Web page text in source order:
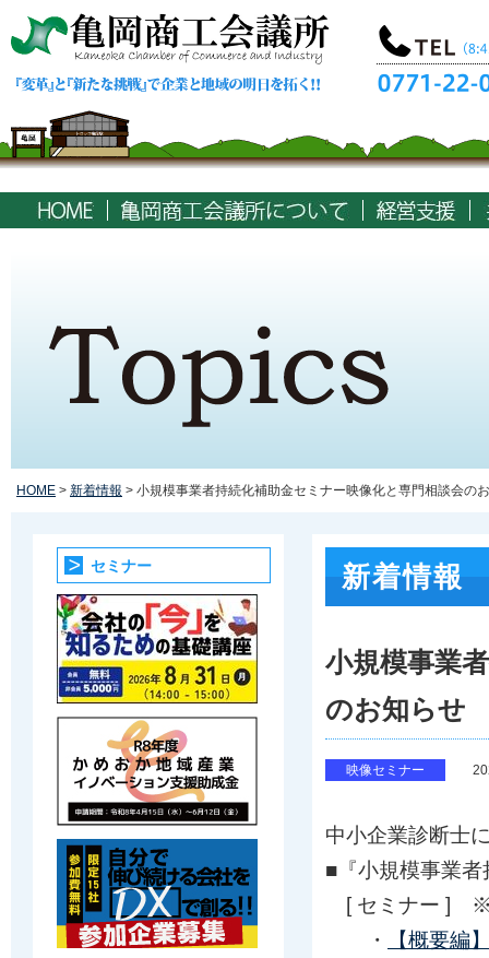
HOME > 新着情報 > 小規模事業者持続化補助金セミナー映像化と専門相談会の
新着情報
小規模事業
のお知らせ
映像セミナー
中小企業診断士
■『小規模事業
[ セミナー ] ※
・
【概要編
セミナー